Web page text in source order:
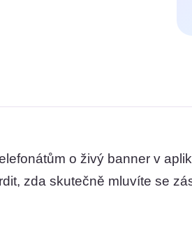
o živý banner v
zda skutečně mluvíte se